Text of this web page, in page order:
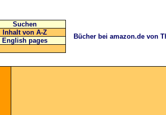
Suchen
Inhalt von A-Z
English pages
Bücher bei amazon.de von